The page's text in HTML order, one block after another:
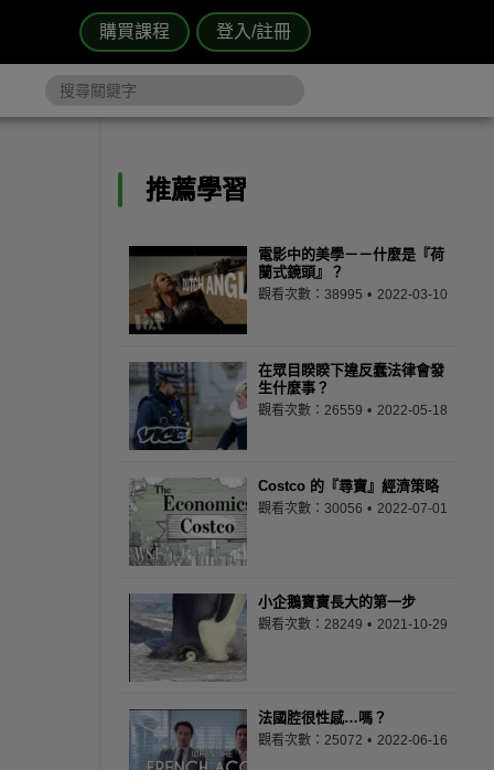
購買課程 登入/註冊
推薦學習
電影中的美學－－什麼是『荷
蘭式鏡頭』？
觀看次數：38995 2022-03-10
在眾目睽睽下違反蠢法律會發
生什麼事？
觀看次數：26559 2022-05-18
Costco 的『尋寶』經濟策略
觀看次數：30056 2022-07-01
小企鵝寶寶長大的第一步
觀看次數：28249 2021-10-29
法國腔很性感…嗎？
觀看次數：25072 2022-06-16